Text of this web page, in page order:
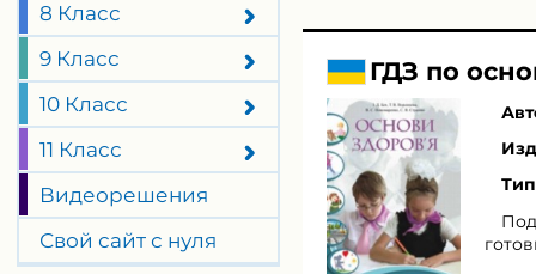
8 Класс
9 Класс
10 Класс
11 Класс
Видеорешения
Свой сайт с нуля
ГДЗ по